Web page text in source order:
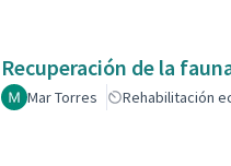
Recuperación de la
Mar Torres Rehabilitación